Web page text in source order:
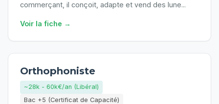
commerçant, il conçoit, adapte et vend des lune...
Voir la fiche →
Orthophoniste
~28k - 60k€/an (Libéral)
Bac +5 (Certificat de Capacité)